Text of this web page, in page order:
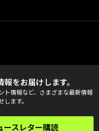
をお届けします。
ト情報など、さまざまな最新情報
します。
ースレター購読